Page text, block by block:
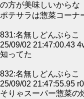
の方が美味しいからな
ポテサラは惣菜コーナ
831:名無しどんぶらこ
25/09/02 21:47:00.43
知ってた
832:名無しどんぶらこ
25/09/02 21:47:55.95
そりゃスーパー惣菜の